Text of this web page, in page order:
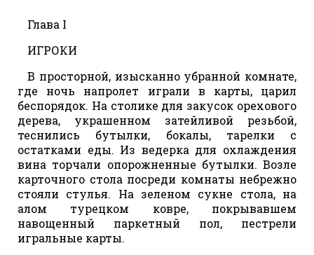
Глава I
ИГРОКИ
В просторной, изысканно убранной комнате,
где ночь напролет играли в карты, царил
беспорядок. На столике для закусок орехового
дерева, украшенном затейливой резьбой,
теснились бутылки, бокалы, тарелки с
остатками еды. Из ведерка для охлаждения
вина торчали опорожненные бутылки. Возле
карточного стола посреди комнаты небрежно
стояли стулья. На зеленом сукне стола, на
алом турецком ковре, покрывавшем
навощенный паркетный пол, пестрели
игральные карты.